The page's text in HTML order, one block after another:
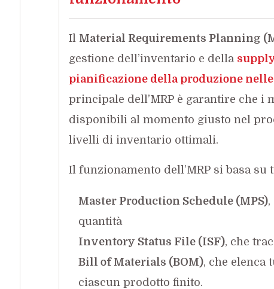
Il Material Requirements Planning
gestione dell’inventario e della
pianificazione della produzione
principale dell’MRP è garantire che i
disponibili al momento giusto nel
livelli di inventario ottimali.
Il funzionamento dell’MRP si basa
Master Production Schedule (MPS),
quantità
Inventory Status File (ISF), che
Bill of Materials (BOM), che elenca
ciascun prodotto finito.